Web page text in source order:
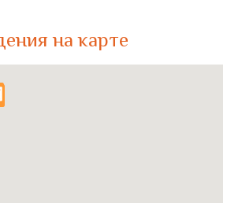
на карте